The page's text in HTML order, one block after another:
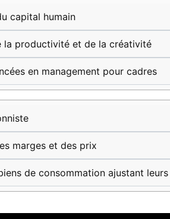
capital humain
la productivité et de la créativité
en management pour cadres
marges et des prix
de consommation ajustant